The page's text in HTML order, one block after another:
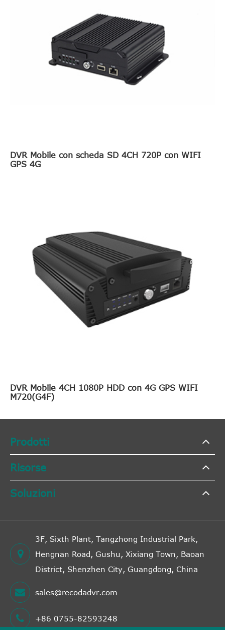
DVR Mobile con scheda SD 4CH 720P con WIFI
GPS 4G
DVR Mobile 4CH 1080P HDD con 4G GPS WIFI
M720(G4F)
Prodotti
Risorse
Soluzioni
3F, Sixth Plant, Tangzhong Industrial Park,
Hengnan Road, Gushu, Xixiang Town, Baoan
District, Shenzhen City, Guangdong, China
sales@recodadvr.com
+86 0755-82593248